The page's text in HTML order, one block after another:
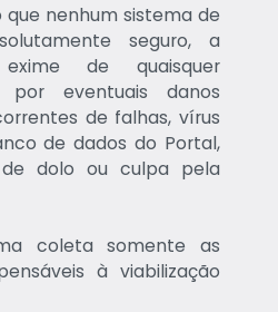
que nenhum sistema de
seguro, a
de quaisquer
por eventuais danos
de falhas, vírus
de dados do Portal,
dolo ou culpa pela
coleta somente as
à viabilização